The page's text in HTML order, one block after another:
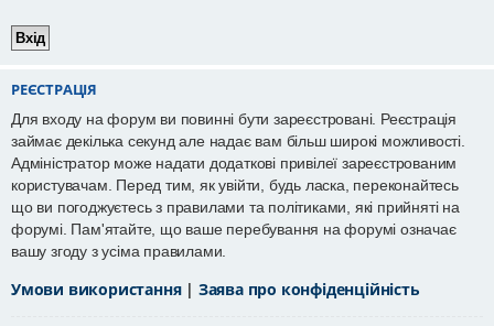
РЕЄСТРАЦІЯ
Для входу на форум ви повинні бути зареєстровані. Реєстрація
займає декілька секунд але надає вам більш широкі можливості.
Адміністратор може надати додаткові привілеї зареєстрованим
користувачам. Перед тим, як увійти, будь ласка, переконайтесь
що ви погоджуєтесь з правилами та політиками, які прийняті на
форумі. Пам'ятайте, що ваше перебування на форумі означає
вашу згоду з усіма правилами.
Умови використання| Заява про конфіденційність